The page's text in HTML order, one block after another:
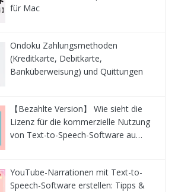
für Mac
Ondoku Zahlungsmethoden
(Kreditkarte, Debitkarte,
Banküberweisung) und Quittungen
【Bezahlte Version】 Wie sieht die
Lizenz für die kommerzielle Nutzung
von Text-to-Speech-Software au…
YouTube-Narrationen mit Text-to-
Speech-Software erstellen: Tipps &